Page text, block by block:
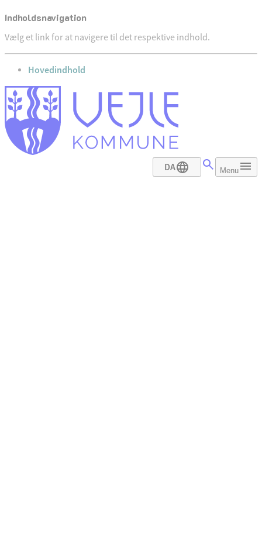
Indholdsnavigation
Vælg et link for at navigere til det respektive indhold.
gå til
Hovedindhold
DA Menu